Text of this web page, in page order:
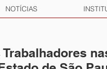
NOTÍCIAS